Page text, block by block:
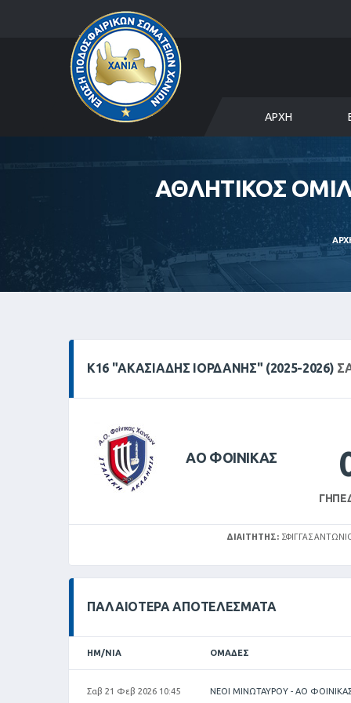
ΑΡΧΉ
ΑΘΛΗΤΙΚΟΣ
Κ16 "ΑΚΑΣΙΆΔΗΣ ΙΟΡΔΆΝΗΣ" (2025-2026)
ΑΟ ΦΟΙΝΙΚΑΣ
ΔΙΑΙΤΗΤΉΣ: ΣΦΙΓΓΑΣ
ΠΑΛΑΙΌΤΕΡΑ ΑΠΟΤΕΛΈΣΜΑΤΑ
ΗΜ/ΝΊΑ ΟΜΆΔΕΣ
Σαβ 21 Φεβ 2026 10:45 ΝΕΟΙ ΜΙΝΩΤΑΥΡΟΥ - ΑΟ